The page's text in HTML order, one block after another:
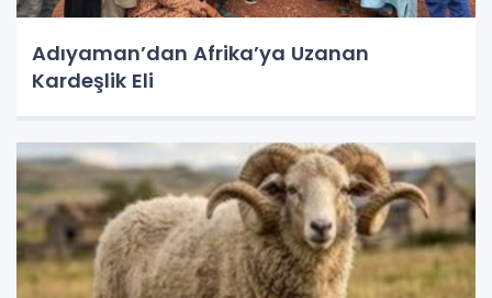
Adıyaman’dan Afrika’ya Uzanan
Kardeşlik Eli